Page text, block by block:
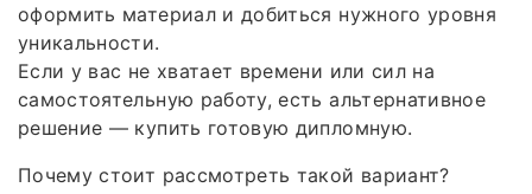
оформить материал и добиться нужного уровня
уникальности.
Если у вас не хватает времени или сил на
самостоятельную работу, есть альтернативное
решение — купить готовую дипломную.
Почему стоит рассмотреть такой вариант?